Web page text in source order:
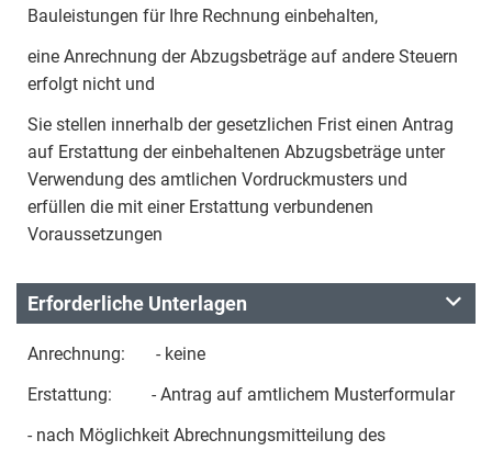
Bauleistungen für Ihre Rechnung einbehalten,
eine Anrechnung der Abzugsbeträge auf andere Steuern
erfolgt nicht und
Sie stellen innerhalb der gesetzlichen Frist einen Antrag
auf Erstattung der einbehaltenen Abzugsbeträge unter
Verwendung des amtlichen Vordruckmusters und
erfüllen die mit einer Erstattung verbundenen
Voraussetzungen
Erforderliche Unterlagen
Anrechnung: - keine
Erstattung: - Antrag auf amtlichem Musterformular
- nach Möglichkeit Abrechnungsmitteilung des